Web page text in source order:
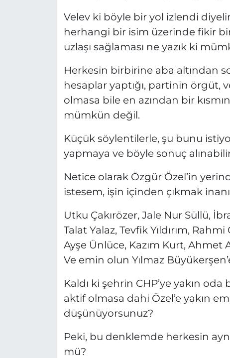
Velev ki böyle bir yol izlendi
herhangi bir isim üzerinde fikir
uzlaşı sağlaması ne yazık ki
Herkesin birbirine aba altından
hesaplar yaptığı, partinin örgüt,
olmasa bile en azından bir
mümkün değil.
Küçük söylentilerle, şu bunu
yapmaya ve böyle sonuç
Netice olarak Özgür Özel’in
istesem, işin içinden çıkmak
Utku Çakırözer, Jale Nur Süllü,
Talat Yalaz, Tevfik Yıldırım,
Ayşe Ünlüce, Kazım Kurt, Ahmet
Ve emin olun Yılmaz
Kaldı ki şehrin CHP’ye yakın
aktif olmasa dahi Özel’e yakın
düşünüyorsunuz?
Peki, bu denklemde herkesin
mü?